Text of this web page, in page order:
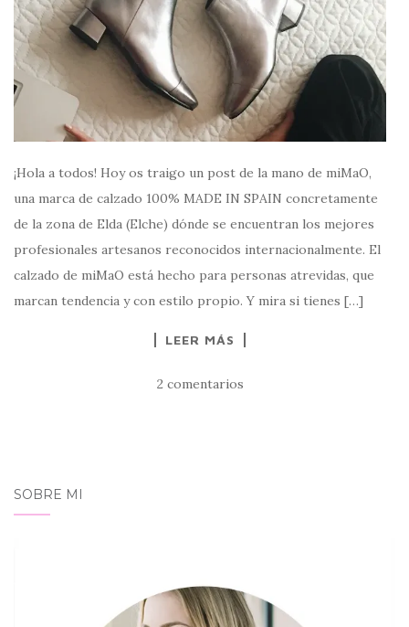
¡Hola a todos! Hoy os traigo un post de la mano de miMaO,
una marca de calzado 100% MADE IN SPAIN concretamente
de la zona de Elda (Elche) dónde se encuentran los mejores
profesionales artesanos reconocidos internacionalmente. El
calzado de miMaO está hecho para personas atrevidas, que
marcan tendencia y con estilo propio. Y mira si tienes […]
LEER MÁS
2 comentarios
SOBRE MI